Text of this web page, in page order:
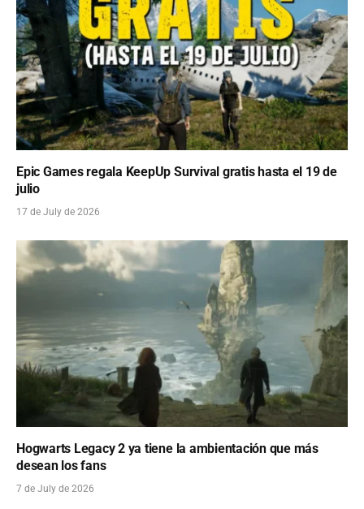
Epic Games regala KeepUp Survival gratis hasta el 19 de
julio
17 de July de 2026
Hogwarts Legacy 2 ya tiene la ambientación que más
desean los fans
7 de July de 2026